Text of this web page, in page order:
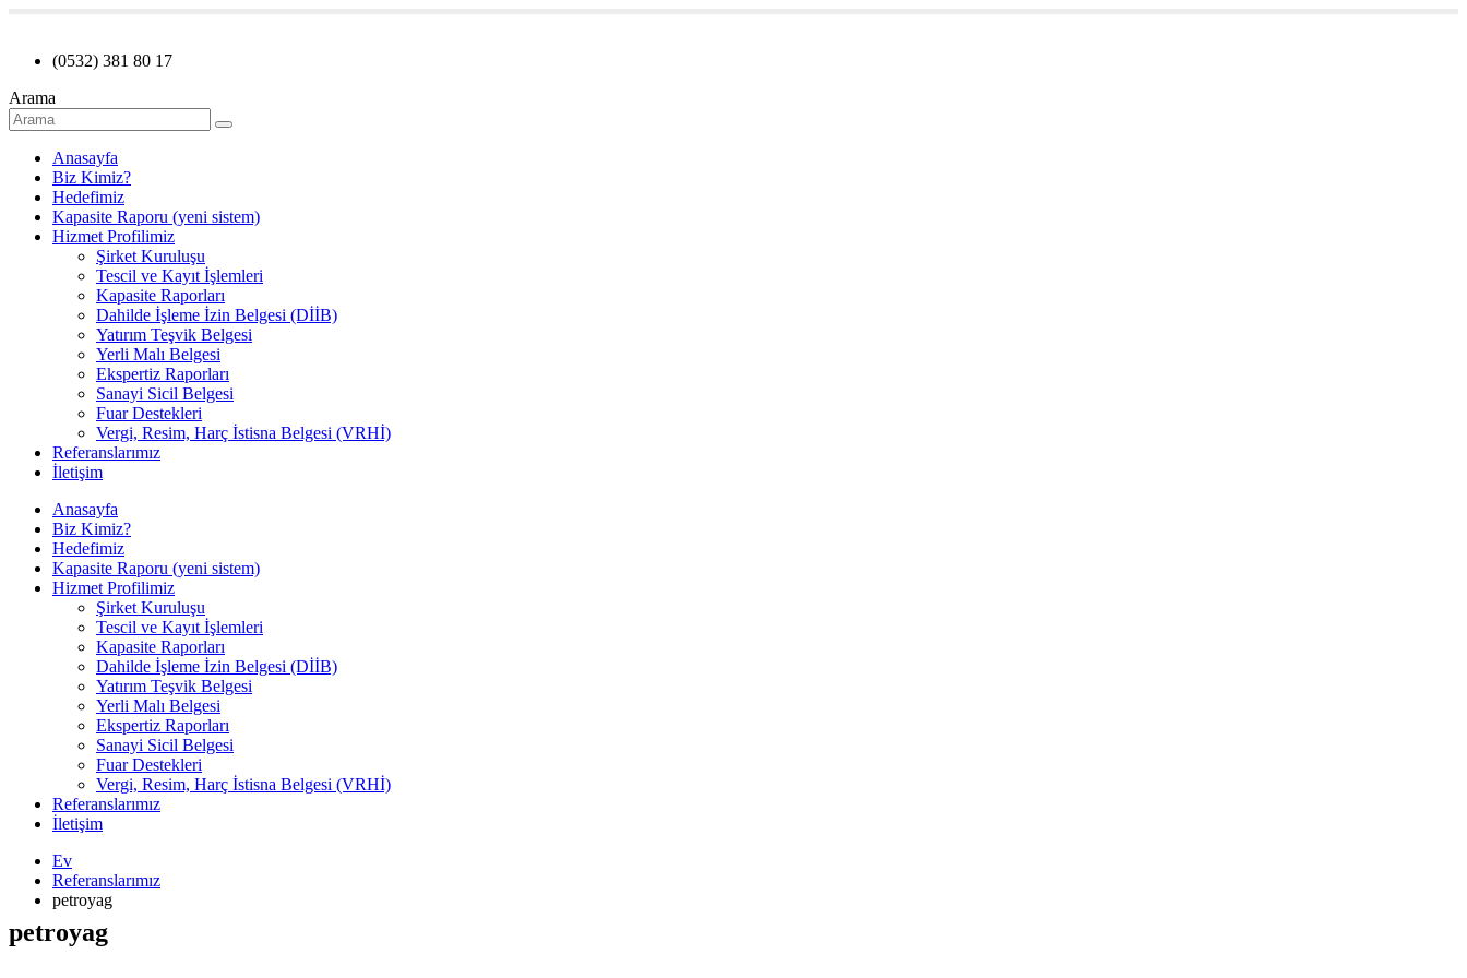
(0532) 381 80 17
Arama
Anasayfa
Biz Kimiz?
Hedefimiz
Kapasite Raporu (yeni sistem)
Hizmet Profilimiz
Şirket Kuruluşu
Tescil ve Kayıt İşlemleri
Kapasite Raporları
Dahilde İşleme İzin Belgesi (DİİB)
Yatırım Teşvik Belgesi
Yerli Malı Belgesi
Ekspertiz Raporları
Sanayi Sicil Belgesi
Fuar Destekleri
Vergi, Resim, Harç İstisna Belgesi (VRHİ)
Referanslarımız
İletişim
Anasayfa
Biz Kimiz?
Hedefimiz
Kapasite Raporu (yeni sistem)
Hizmet Profilimiz
Şirket Kuruluşu
Tescil ve Kayıt İşlemleri
Kapasite Raporları
Dahilde İşleme İzin Belgesi (DİİB)
Yatırım Teşvik Belgesi
Yerli Malı Belgesi
Ekspertiz Raporları
Sanayi Sicil Belgesi
Fuar Destekleri
Vergi, Resim, Harç İstisna Belgesi (VRHİ)
Referanslarımız
İletişim
Ev
Referanslarımız
petroyag
petroyag